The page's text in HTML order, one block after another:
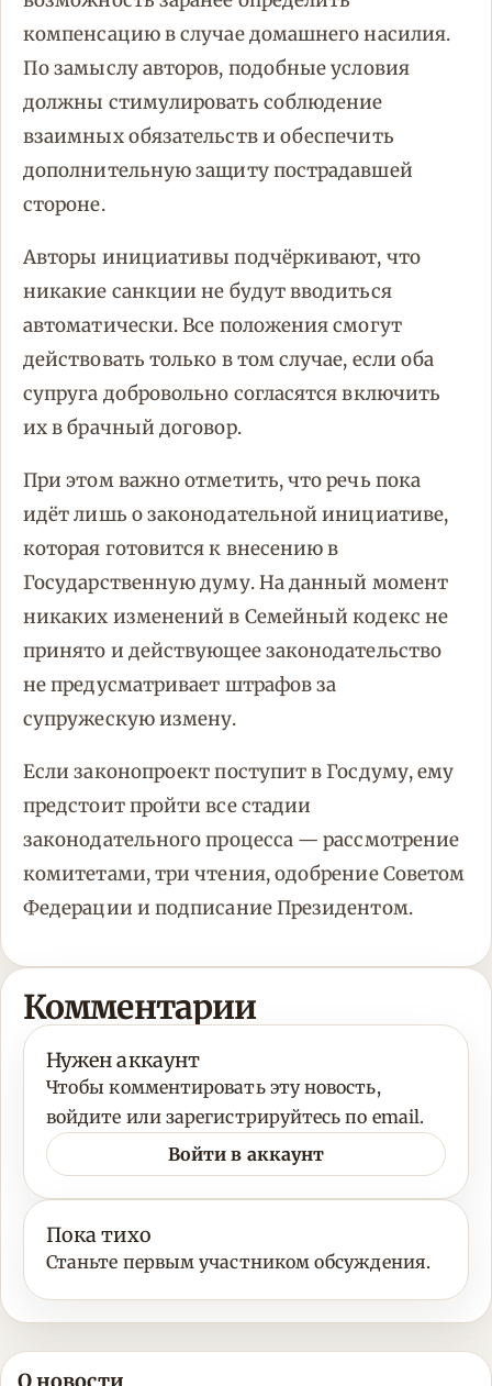
компенсацию в случае домашнего насилия.
По замыслу авторов, подобные условия
должны стимулировать соблюдение
взаимных обязательств и обеспечить
дополнительную защиту пострадавшей
стороне.
Авторы инициативы подчёркивают, что
никакие санкции не будут вводиться
автоматически. Все положения смогут
действовать только в том случае, если оба
супруга добровольно согласятся включить
их в брачный договор.
При этом важно отметить, что речь пока
идёт лишь о законодательной инициативе,
которая готовится к внесению в
Государственную думу. На данный момент
никаких изменений в Семейный кодекс не
принято и действующее законодательство
не предусматривает штрафов за
супружескую измену.
Если законопроект поступит в Госдуму, ему
предстоит пройти все стадии
законодательного процесса — рассмотрение
комитетами, три чтения, одобрение Советом
Федерации и подписание Президентом.
Комментарии
Нужен аккаунт
Чтобы комментировать эту новость,
войдите или зарегистрируйтесь по email.
Войти в аккаунт
Пока тихо
Станьте первым участником обсуждения.